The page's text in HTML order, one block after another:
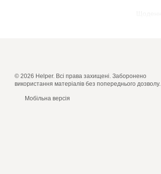
© 2026 Helper. Всі права захищені. Заборонено
використання матеріалів без попереднього дозволу.
Мобільна версія